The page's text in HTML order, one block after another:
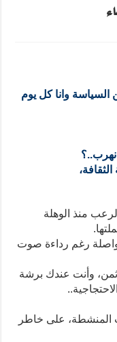
وانا كل يوم
منذ الوهلة
رغم رداءة صوت
ثمن، وأنت عندك برشة
المنشطة، على خاطر